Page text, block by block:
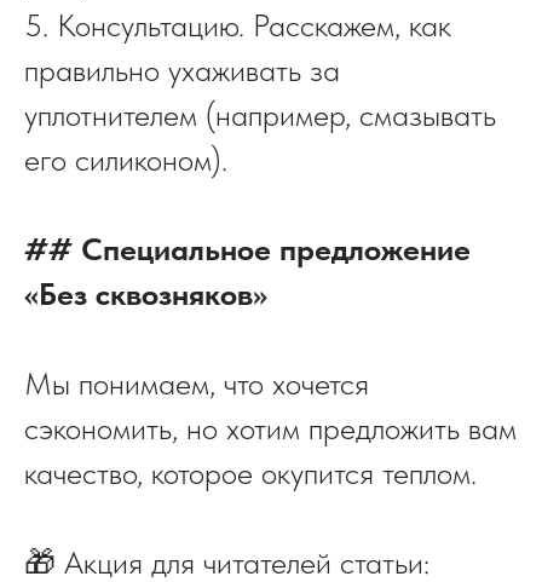
5. Консультацию. Расскажем, как
правильно ухаживать за
уплотнителем (например, смазывать
его силиконом).
## Специальное предложение
«Без сквозняков»
Мы понимаем, что хочется
сэкономить, но хотим предложить вам
качество, которое окупится теплом.
🎁 Акция для читателей статьи: